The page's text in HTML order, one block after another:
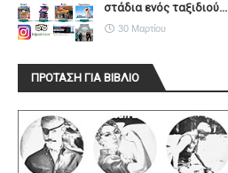
στάδια ενός ταξιδιού...
30 Μαρτίου
ΠΡΟΤΑΣΗ ΓΙΑ ΒΙΒΛΙΟ